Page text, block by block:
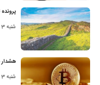
شنبه 3 خرداد 1404
هشدار
شنبه 3 خرداد 1404